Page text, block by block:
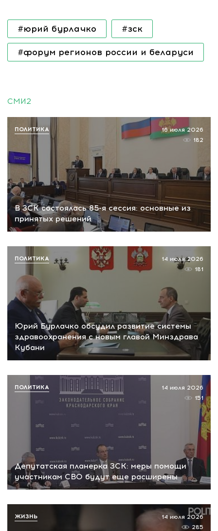
#юрий бурлачко #зск
#форум регионов россии и беларуси
СМИ2
В ЗСК состоялась 85-я сессия: основные из
принятых решений
16 июля 2026
182
ПОЛИТИКА
Юрий Бурлачко обсудил развитие системы
здравоохранения с новым главой Минздрава
Кубани
14 июля 2026
181
ПОЛИТИКА
Депутатская планерка ЗСК: меры помощи
участникам СВО будут еще расширены
14 июля 2026
151
ПОЛИТИКА
14 июля 2026
285
ЖИЗНЬ